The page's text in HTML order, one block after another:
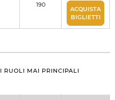
190
ACQUISTA
BIGLIETTI
RUOLI MAI PRINCIPALI